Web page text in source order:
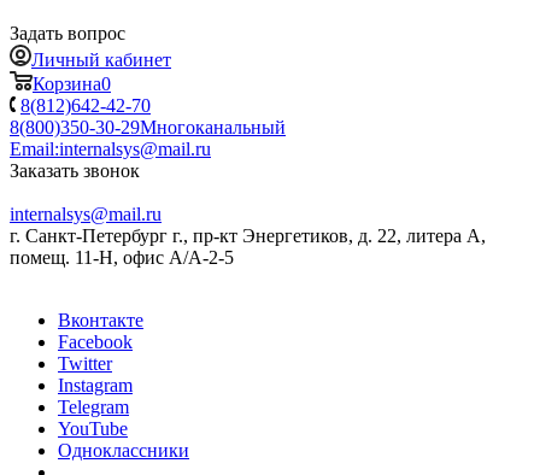
Задать вопрос
Личный кабинет
Корзина0
8(812)642-42-70
8(800)350-30-29Многоканальный
Email:internalsys@mail.ru
Заказать звонок
internalsys@mail.ru
г. Санкт-Петербург г., пр-кт Энергетиков, д. 22, литера А,
помещ. 11-Н, офис А/А-2-5
Вконтакте
Facebook
Twitter
Instagram
Telegram
YouTube
Одноклассники